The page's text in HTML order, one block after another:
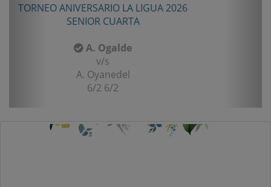
TORNEO ANIVERSARIO LA LIGUA 2026
SENIOR CUARTA
A. Ogalde
v/s
A. Oyanedel
6/2 6/2